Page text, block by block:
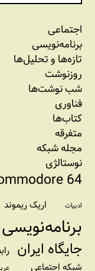
اجتماعی
برنامه‏‌نویسی
تازه‌‌ها و تحلیل‌ها
روزنوشت
شب نوشت‌ها
فناوری
کتاب‌ها
متفرقه
مجله شبکه
نوستالژی
64
ادبیات اریک ریموند
برنامه‌نویسی
جایگاه ایران
شبکه اجتماعی